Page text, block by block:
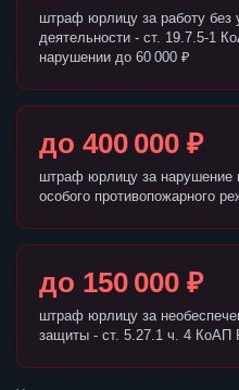
штраф юрлицу за работу без
деятельности - ст. 19.7.5-1
нарушении до 60 000 ₽
до 400 000 ₽
штраф юрлицу за нарушение
особого противопожарного
до 150 000 ₽
штраф юрлицу за
защиты - ст. 5.27.1 ч. 4 КоАП